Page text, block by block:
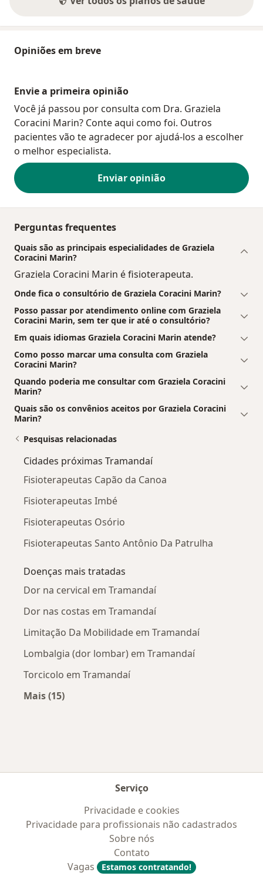
Opiniões em breve
Envie a primeira opinião
Você já passou por consulta com Dra. Graziela
Coracini Marin? Conte aqui como foi. Outros
pacientes vão te agradecer por ajudá-los a escolher
o melhor especialista.
Enviar opinião
Perguntas frequentes
Quais são as principais especialidades de Graziela
Coracini Marin?
Graziela Coracini Marin é fisioterapeuta.
Onde fica o consultório de Graziela Coracini Marin?
Posso passar por atendimento online com Graziela
Coracini Marin, sem ter que ir até o consultório?
Em quais idiomas Graziela Coracini Marin atende?
Como posso marcar uma consulta com Graziela
Coracini Marin?
Quando poderia me consultar com Graziela Coracini
Marin?
Quais são os convênios aceitos por Graziela Coracini
Marin?
Pesquisas relacionadas
Cidades próximas Tramandaí
Fisioterapeutas Capão da Canoa
Fisioterapeutas Imbé
Fisioterapeutas Osório
Fisioterapeutas Santo Antônio Da Patrulha
Doenças mais tratadas
Dor na cervical em Tramandaí
Dor nas costas em Tramandaí
Limitação Da Mobilidade em Tramandaí
Lombalgia (dor lombar) em Tramandaí
Torcicolo em Tramandaí
Mais (15)
Serviço
Privacidade e cookies
Privacidade para profissionais não cadastrados
Sobre nós
Contato
Vagas
Estamos contratando!